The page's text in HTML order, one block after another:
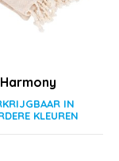
Harmony